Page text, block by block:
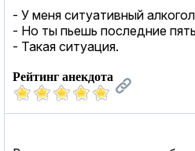
- У меня ситуативный
- Но ты пьешь последние
- Такая ситуация.
Рейтинг анекдота